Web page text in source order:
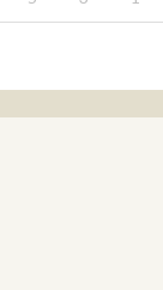
Clubes de Golf